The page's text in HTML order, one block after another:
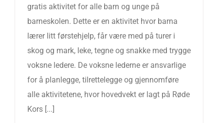
gratis aktivitet for alle barn og unge på
barneskolen. Dette er en aktivitet hvor barna
lærer litt førstehjelp, får være med på turer i
skog og mark, leke, tegne og snakke med trygge
voksne ledere. De voksne lederne er ansvarlige
for å planlegge, tilrettelegge og gjennomføre
alle aktivitetene, hvor hovedvekt er lagt på Røde
Kors [...]